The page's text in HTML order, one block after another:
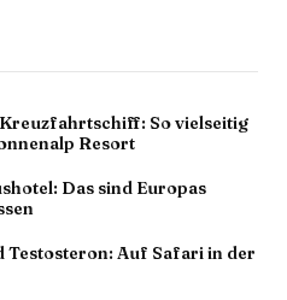
So vielseitig
Resort
Das sind Europas
Testosteron: Auf Safari in der